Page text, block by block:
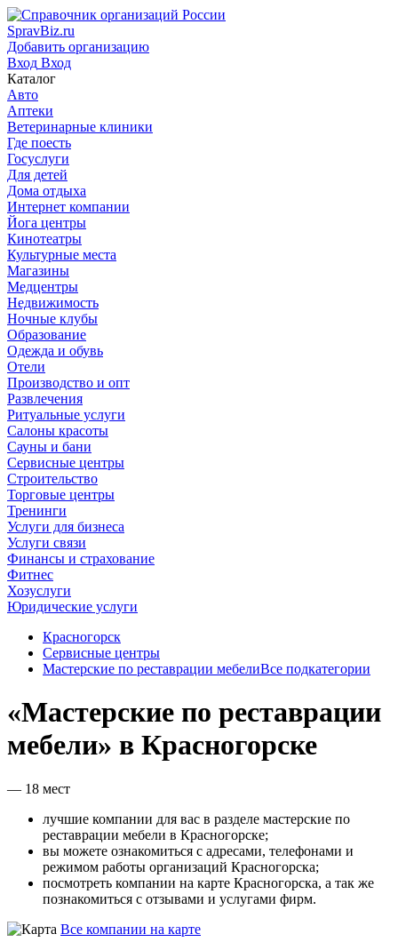
SpravBiz.ru
Добавить организацию
Вход Вход
Каталог
Авто
Аптеки
Ветеринарные клиники
Где поесть
Госуслуги
Для детей
Дома отдыха
Интернет компании
Йога центры
Кинотеатры
Культурные места
Магазины
Медцентры
Недвижимость
Ночные клубы
Образование
Одежда и обувь
Отели
Производство и опт
Развлечения
Ритуальные услуги
Салоны красоты
Сауны и бани
Сервисные центры
Строительство
Торговые центры
Тренинги
Услуги для бизнеса
Услуги связи
Финансы и страхование
Фитнес
Хозуслуги
Юридические услуги
Красногорск
Сервисные центры
Мастерские по реставрации мебелиВсе подкатегории
«Мастерские по реставрации
мебели» в Красногорске
— 18 мест
лучшие компании для вас в разделе мастерские по
реставрации мебели в Красногорске;
вы можете ознакомиться с адресами, телефонами и
режимом работы организаций Красногорска;
посмотреть компании на карте Красногорска, а так же
познакомиться с отзывами и услугами фирм.
Все компании на карте